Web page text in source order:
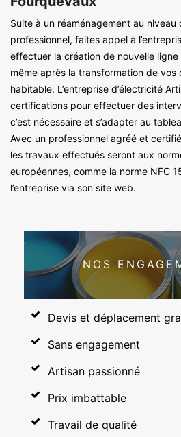
Suite à un réaménagement au niveau
professionnel, faites appel à
effectuer la création de nouvelle
même après la transformation de vos
habitable. L’entreprise d’électricité
certifications pour effectuer des
c’est nécessaire et s’adapter au
Avec un professionnel agréé et
les travaux effectués seront aux
européennes, comme la norme NFC
l’entreprise via son site web.
NOS
Devis et déplacement
Sans engagement
Artisan passionné
Prix imbattable
Travail de qualité